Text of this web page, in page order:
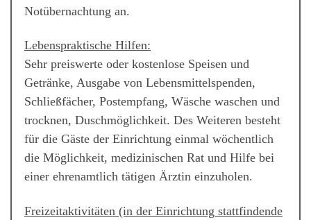
Notübernachtung an.
Lebenspraktische Hilfen:
Sehr preiswerte oder kostenlose Speisen und
Getränke, Ausgabe von Lebensmittelspenden,
Schließfächer, Postempfang, Wäsche waschen und
trocknen, Duschmöglichkeit. Des Weiteren besteht
für die Gäste der Einrichtung einmal wöchentlich
die Möglichkeit, medizinischen Rat und Hilfe bei
einer ehrenamtlich tätigen Ärztin einzuholen.
Freizeitaktivitäten (in der Einrichtung stattfindende